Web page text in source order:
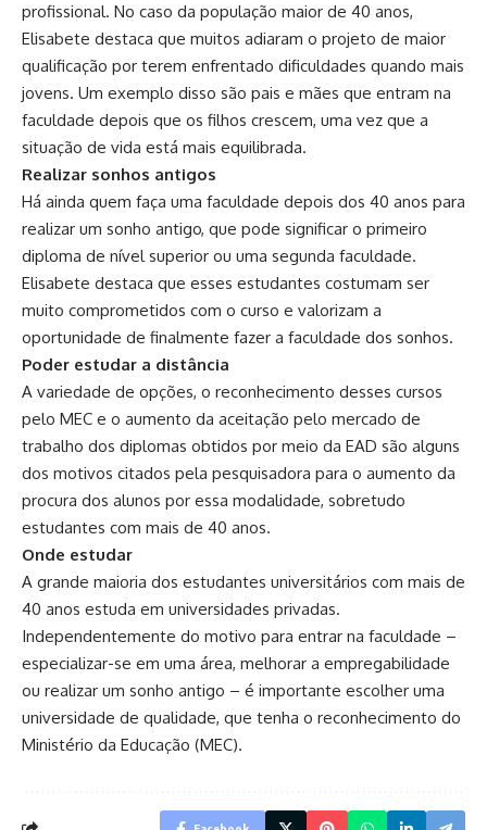
profissional. No caso da população maior de 40 anos,
Elisabete destaca que muitos adiaram o projeto de maior
qualificação por terem enfrentado dificuldades quando mais
jovens. Um exemplo disso são pais e mães que entram na
faculdade depois que os filhos crescem, uma vez que a
situação de vida está mais equilibrada.
Realizar sonhos antigos
Há ainda quem faça uma faculdade depois dos 40 anos para
realizar um sonho antigo, que pode significar o primeiro
diploma de nível superior ou uma segunda faculdade.
Elisabete destaca que esses estudantes costumam ser
muito comprometidos com o curso e valorizam a
oportunidade de finalmente fazer a faculdade dos sonhos.
Poder estudar a distância
A variedade de opções, o reconhecimento desses cursos
pelo MEC e o aumento da aceitação pelo mercado de
trabalho dos diplomas obtidos por meio da EAD são alguns
dos motivos citados pela pesquisadora para o aumento da
procura dos alunos por essa modalidade, sobretudo
estudantes com mais de 40 anos.
Onde estudar
A grande maioria dos estudantes universitários com mais de
40 anos estuda em universidades privadas.
Independentemente do motivo para entrar na faculdade –
especializar-se em uma área, melhorar a empregabilidade
ou realizar um sonho antigo – é importante escolher uma
universidade de qualidade, que tenha o reconhecimento do
Ministério da Educação (MEC).